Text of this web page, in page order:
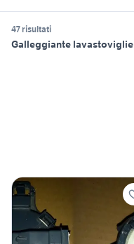
47 risultati
Galleggiante lavastoviglie